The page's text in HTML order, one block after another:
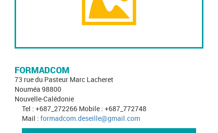
FORMADCOM
73 rue du Pasteur Marc Lacheret
Nouméa 98800
Nouvelle-Calédonie
Tel : +687_272266 Mobile : +687_772748
Mail : formadcom.deseille@gmail.com